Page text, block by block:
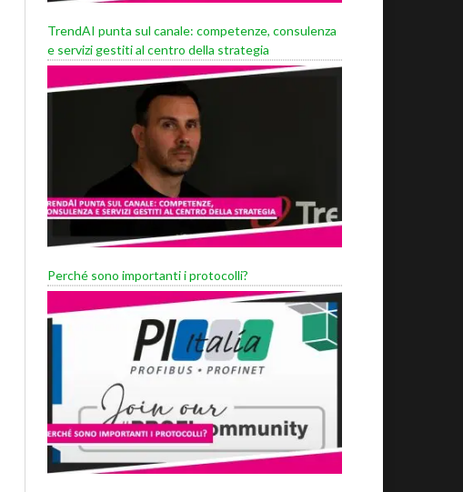
TrendAI punta sul canale: competenze, consulenza
e servizi gestiti al centro della strategia
Perché sono importanti i protocolli?